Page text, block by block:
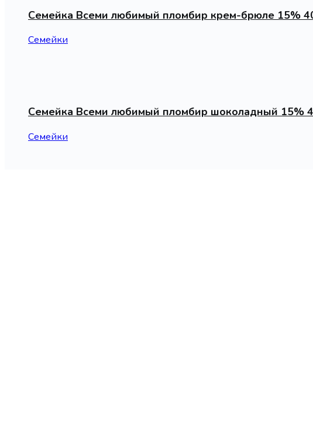
Семейка Всеми любимый пломбир крем-брюле 15%
Семейки
Семейка Всеми любимый пломбир шоколадный 15%
Семейки